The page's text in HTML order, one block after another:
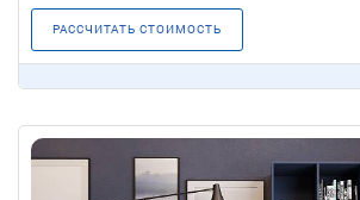
РАССЧИТАТЬ СТОИМОСТЬ